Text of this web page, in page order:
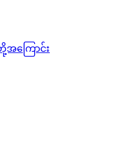
ကြောင်း